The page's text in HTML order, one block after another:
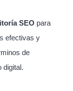
SEO para
efectivas y
de
digital.